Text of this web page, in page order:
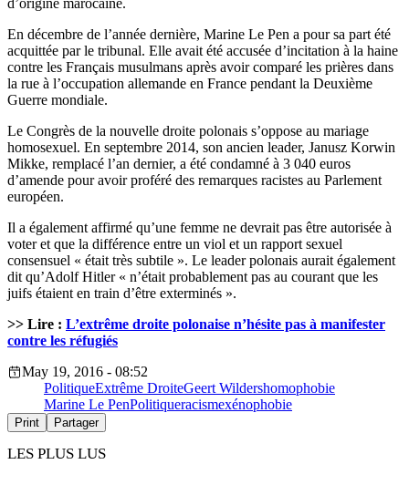
d’origine marocaine.
En décembre de l’année dernière, Marine Le Pen a pour sa part été
acquittée par le tribunal. Elle avait été accusée d’incitation à la haine
contre les Français musulmans après avoir comparé les prières dans
la rue à l’occupation allemande en France pendant la Deuxième
Guerre mondiale.
Le Congrès de la nouvelle droite polonais s’oppose au mariage
homosexuel. En septembre 2014, son ancien leader, Janusz Korwin
Mikke, remplacé l’an dernier, a été condamné à 3 040 euros
d’amende pour avoir proféré des remarques racistes au Parlement
européen.
Il a également affirmé qu’une femme ne devrait pas être autorisée à
voter et que la différence entre un viol et un rapport sexuel
consensuel « était très subtile ». Le leader polonais aurait également
dit qu’Adolf Hitler « n’était probablement pas au courant que les
juifs étaient en train d’être exterminés ».
>> Lire : L’extrême droite polonaise n’hésite pas à manifester
contre les réfugiés
May 19, 2016 - 08:52
PolitiqueExtrême DroiteGeert Wildershomophobie
Marine Le PenPolitiqueracismexénophobie
Print Partager
LES PLUS LUS